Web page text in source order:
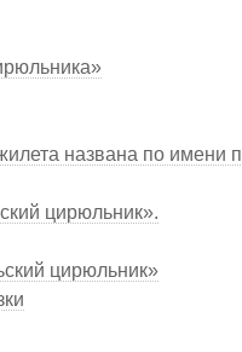
названа по
цирюльник».
цирюльник»